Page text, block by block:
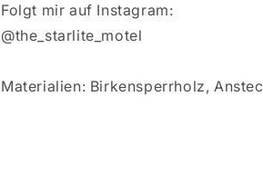
Folgt mir auf Instagram:
@the_starlite_motel
Materialien: Birkensperrholz,